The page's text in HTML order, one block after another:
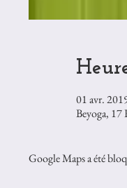
01 avr.
Beyoga, 17
Google Maps a été